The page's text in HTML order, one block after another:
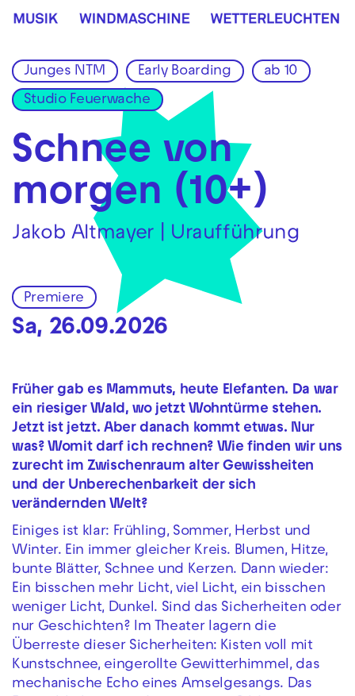
Zur Hauptnavigation springen
Junges NTM
Early Boarding ab 10
Studio Feuerwache
Schnee von
morgen (10+)
Jakob Altmayer | Uraufführung
Premiere
Sa, 26.09.2026
Früher gab es Mammuts, heute Elefanten. Da war
ein riesiger Wald, wo jetzt Wohntürme stehen.
Jetzt ist jetzt. Aber danach kommt etwas. Nur
was? Womit darf ich rechnen? Wie finden wir uns
zurecht im Zwischenraum alter Gewissheiten
und der Unberechenbarkeit der sich
verändernden Welt?
Einiges ist klar: Frühling, Sommer, Herbst und
Winter. Ein immer gleicher Kreis. Blumen, Hitze,
bunte Blätter, Schnee und Kerzen. Dann wieder:
Ein bisschen mehr Licht, viel Licht, ein bisschen
weniger Licht, Dunkel. Sind das Sicherheiten oder
nur Geschichten? Im Theater lagern die
Überreste dieser Sicherheiten: Kisten voll mit
Kunstschnee, eingerollte Gewitterhimmel, das
mechanische Echo eines Amselgesangs. Das